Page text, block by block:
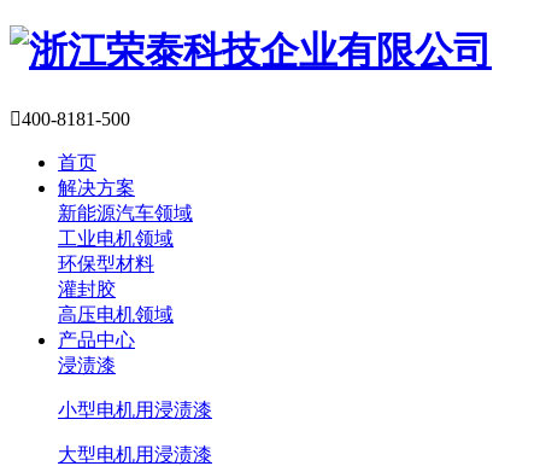
400-8181-500
首页
解决方案
新能源汽车领域
工业电机领域
环保型材料
灌封胶
高压电机领域
产品中心
浸渍漆
小型电机用浸渍漆
大型电机用浸渍漆